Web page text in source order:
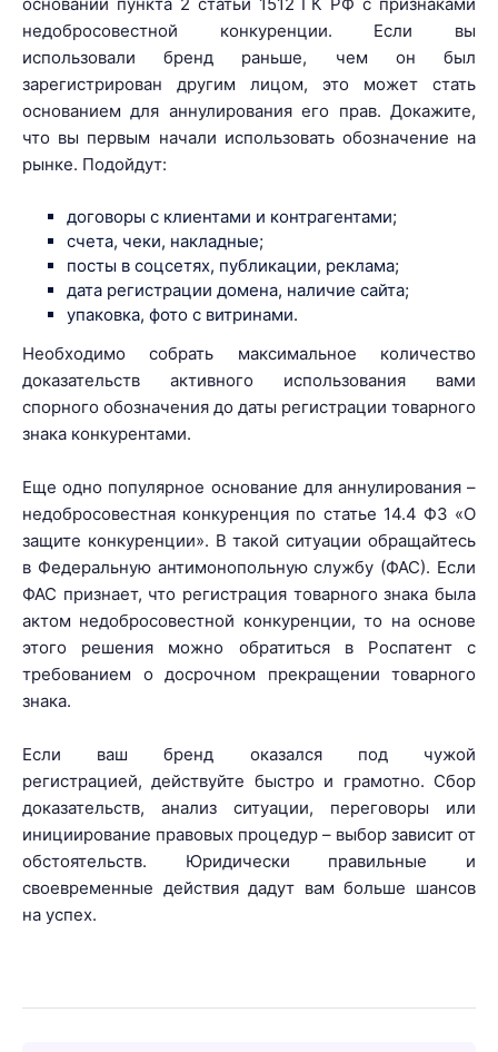
недобросовестной конкуренции. Если вы
использовали бренд раньше, чем он был
зарегистрирован другим лицом, это может стать
основанием для аннулирования его прав. Докажите,
что вы первым начали использовать обозначение на
рынке. Подойдут:
договоры с клиентами и контрагентами;
счета, чеки, накладные;
посты в соцсетях, публикации, реклама;
дата регистрации домена, наличие сайта;
упаковка, фото с витринами.
Необходимо собрать максимальное количество
доказательств активного использования вами
спорного обозначения до даты регистрации товарного
знака конкурентами.
Еще одно популярное основание для аннулирования –
недобросовестная конкуренция по статье 14.4 ФЗ «О
защите конкуренции». В такой ситуации обращайтесь
в Федеральную антимонопольную службу (ФАС). Если
ФАС признает, что регистрация товарного знака была
актом недобросовестной конкуренции, то на основе
этого решения можно обратиться в Роспатент с
требованием о досрочном прекращении товарного
знака.
Если ваш бренд оказался под чужой
регистрацией, действуйте быстро и грамотно. Сбор
доказательств, анализ ситуации, переговоры или
инициирование правовых процедур – выбор зависит от
обстоятельств. Юридически правильные и
своевременные действия дадут вам больше шансов
на успех.